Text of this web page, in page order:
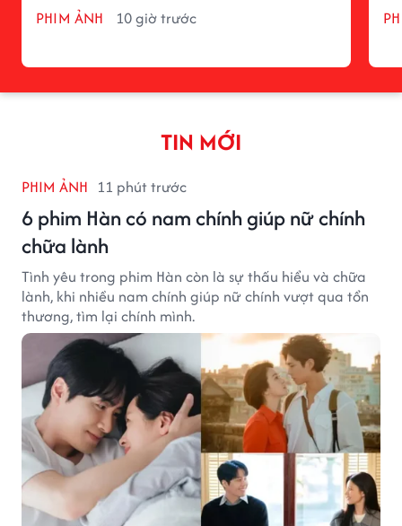
PHIM ẢNH 10 giờ trước
TIN MỚI
PHIM ẢNH 11 phút trước
6 phim Hàn có nam chính giúp nữ chính
chữa lành
Tình yêu trong phim Hàn còn là sự thấu hiểu và chữa
lành, khi nhiều nam chính giúp nữ chính vượt qua tổn
thương, tìm lại chính mình.